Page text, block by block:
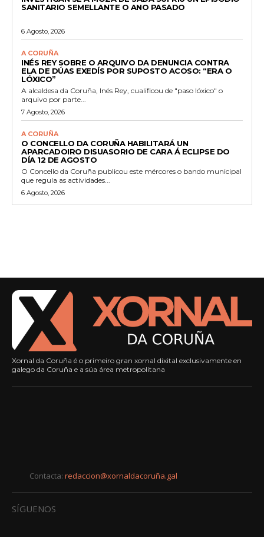
SANITARIO SEMELLANTE O ANO PASADO
6 Agosto, 2026
A CORUÑA
INÉS REY SOBRE O ARQUIVO DA DENUNCIA CONTRA
ELA DE DÚAS EXEDÍS POR SUPOSTO ACOSO: “ERA O
LÓXICO”
A alcaldesa da Coruña, Inés Rey, cualificou de "paso lóxico" o
arquivo por parte...
7 Agosto, 2026
A CORUÑA
O CONCELLO DA CORUÑA HABILITARÁ UN
APARCADOIRO DISUASORIO DE CARA Á ECLIPSE DO
DÍA 12 DE AGOSTO
O Concello da Coruña publicou este mércores o bando municipal
que regula as actividades...
6 Agosto, 2026
Xornal da Coruña é o primeiro gran xornal dixital exclusivamente en
galego da Coruña e a súa área metropolitana
Contacta: redaccion@xornaldacoruña.gal
SÍGUENOS